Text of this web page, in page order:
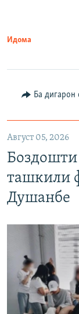
Идома
Ба дигарон
Август 05, 2026
ташкили
Душанбе